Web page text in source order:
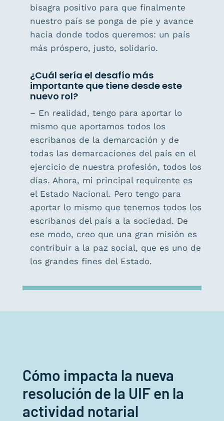
bisagra positivo para que finalmente
nuestro país se ponga de pie y avance
hacia donde todos queremos: un país
más próspero, justo, solidario.
¿Cuál sería el desafío más
importante que tiene desde este
nuevo rol?
– En realidad, tengo para aportar lo
mismo que aportamos todos los
escribanos de la demarcación y de
todas las demarcaciones del país en el
ejercicio de nuestra profesión, todos los
días. Ahora, mi principal requirente es
el Estado Nacional. Pero tengo para
aportar lo mismo que tenemos todos los
escribanos del país a la sociedad. De
ese modo, creo que una gran misión es
contribuir a la paz social, que es uno de
los grandes fines del Estado.
Cómo impacta la nueva
resolución de la UIF en la
actividad notarial